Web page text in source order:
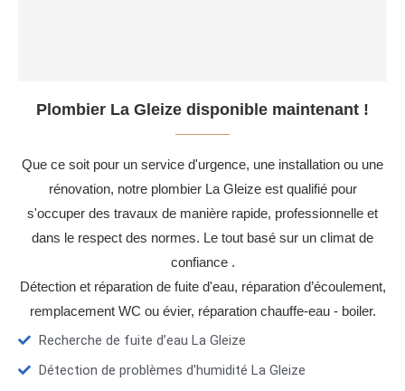
Plombier La Gleize disponible maintenant !
Que ce soit pour un service d'urgence, une installation ou une
rénovation, notre plombier La Gleize est qualifié pour
s'occuper des travaux de manière rapide, professionnelle et
dans le respect des normes. Le tout basé sur un climat de
confiance .
Détection et réparation de fuite d'eau, réparation d’écoulement,
remplacement WC ou évier, réparation chauffe-eau - boiler.
Recherche de fuite d’eau La Gleize
Détection de problèmes d'humidité La Gleize